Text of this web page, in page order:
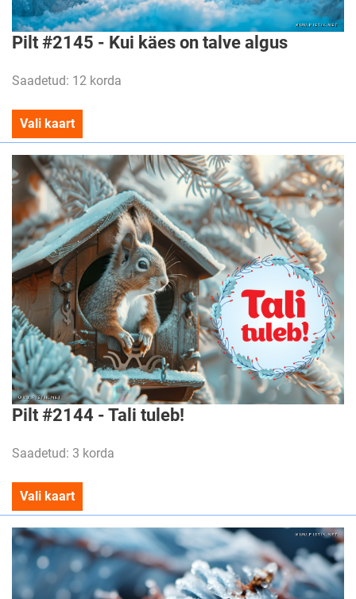
Pilt #2145 - Kui käes on talve algus
Saadetud: 12 korda
Vali kaart
Pilt #2144 - Tali tuleb!
Saadetud: 3 korda
Vali kaart